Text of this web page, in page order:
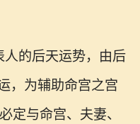
的后天运势，由后
，为辅助命宫之宫
定与命宫、夫妻、